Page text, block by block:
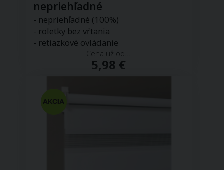
nepriehľadné
- nepriehľadné (100%)
- roletky bez vŕtania
- retiazkové ovládanie
Cena už od...
5,98 €